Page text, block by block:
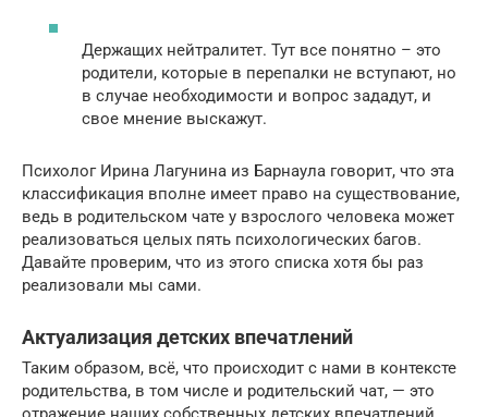
Держащих нейтралитет. Тут все понятно – это
родители, которые в перепалки не вступают, но
в случае необходимости и вопрос зададут, и
свое мнение выскажут.
Психолог Ирина Лагунина из Барнаула говорит, что эта
классификация вполне имеет право на существование,
ведь в родительском чате у взрослого человека может
реализоваться целых пять психологических багов.
Давайте проверим, что из этого списка хотя бы раз
реализовали мы сами.
Актуализация детских впечатлений
Таким образом, всё, что происходит с нами в контексте
родительства, в том числе и родительский чат, — это